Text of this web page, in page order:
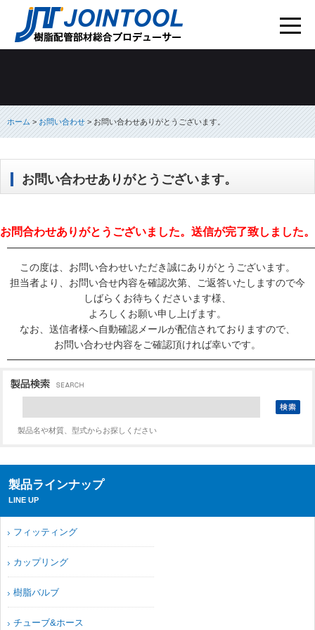
ホーム>お問い合わせ> お問い合わせありがとうございます。
お問い合わせありがとうございます。
お問合わせありがとうございました。送信が完了致しました。
この度は、お問い合わせいただき誠にありがとうございます。
担当者より、お問い合せ内容を確認次第、ご返答いたしますので今
しばらくお待ちくださいます様、
よろしくお願い申し上げます。
なお、送信者様へ自動確認メールが配信されておりますので、
お問い合わせ内容をご確認頂ければ幸いです。
製品名や材質、型式からお探しください
製品ラインナップ
LINE UP
フィッティング
カップリング
樹脂バルブ
チューブ&ホース